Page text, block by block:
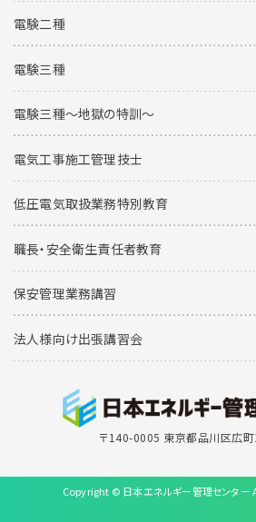
電験二種
電験三種
電験三種〜地獄の特訓〜
電気工事施工管理技士
低圧電気取扱業務特別教育
職長・安全衛生責任者教育
保安管理業務講習
法人様向け出張講習会
〒140-0005 東京都品川区広
Copyright © 日本エネルギー管理センター